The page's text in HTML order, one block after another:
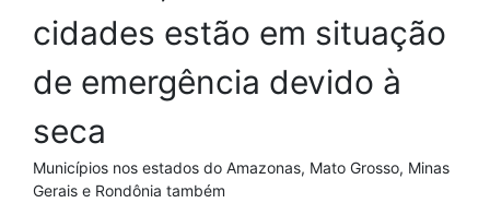
cidades estão em situação
de emergência devido à
seca
Municípios nos estados do Amazonas, Mato Grosso, Minas
Gerais e Rondônia também